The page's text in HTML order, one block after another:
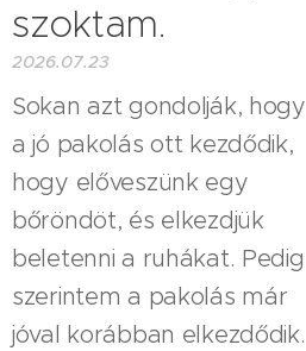
szoktam.
2026.07.23
Sokan azt gondolják, hogy
a jó pakolás ott kezdődik,
hogy előveszünk egy
bőröndöt, és elkezdjük
beletenni a ruhákat. Pedig
szerintem a pakolás már
jóval korábban elkezdődik.